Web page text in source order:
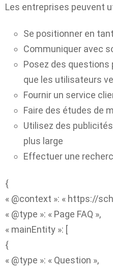
Les entreprises peuvent
Se positionner en
Communiquer avec
Posez des questions
que les utilisateurs
Fournir un service
Faire des études de
Utilisez des
plus large
Effectuer une
{
« @context »: « https://
« @type »: « Page FAQ »,
« mainEntity »: [
{
« @type »: « Question »,